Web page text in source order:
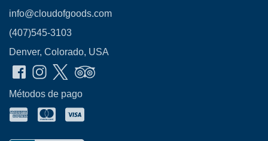
info@cloudofgoods.com
(407)545-3103
Denver, Colorado, USA
Métodos de pago